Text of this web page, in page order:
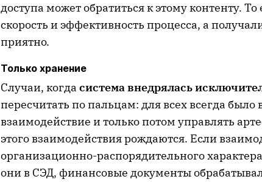
доступа может обратиться к этому контенту.
скорость и эффективность процесса, а
приятно.
Только хранение
Случаи, когда система внедрялась
пересчитать по пальцам: для всех всегда было
взаимодействие и только потом управлять
этого взаимодействия рождаются. Если
организационно-распорядительного
они в СЭД, финансовые документы